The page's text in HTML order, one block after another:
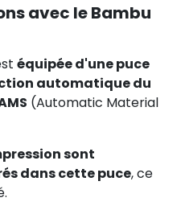
avec le Bambu
équipée d'une puce
automatique du
(Automatic Material
sont
dans cette puce, ce